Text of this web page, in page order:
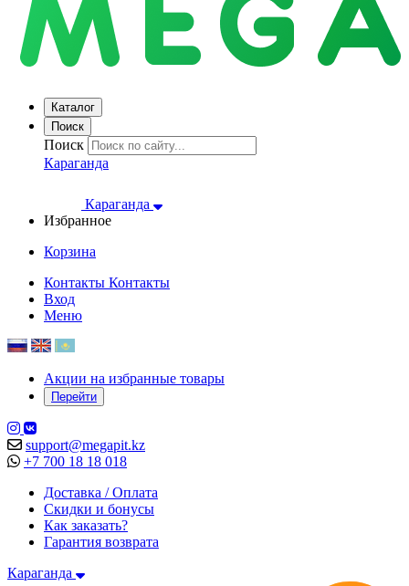
Каталог
Поиск
Поиск
Караганда
Караганда
Избранное
Корзина
Контакты Контакты
Вход
Меню
Акции на избранные товары
Перейти
support@megapit.kz
+7 700 18 18 018
Доставка / Оплата
Скидки и бонусы
Как заказать?
Гарантия возврата
Караганда